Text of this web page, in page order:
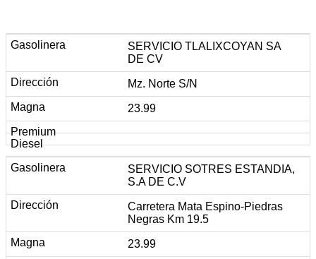
SERVICIO TLALIXCOYAN SA
DE CV
Mz. Norte S/N
23.99
SERVICIO SOTRES ESTANDIA,
S.A DE C.V
Carretera Mata Espino-Piedras
Negras Km 19.5
23.99